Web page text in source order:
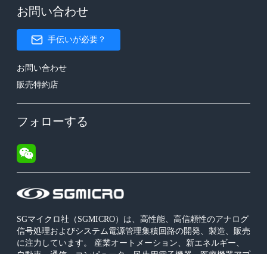
SGマイクロ社（SGMICRO）は、高性能、高信頼性のアナログ
信号処理およびシステム電源管理集積回路の開発、製造、販売
に注力しています。 産業オートメーション、新エネルギー、
お問い合わせ
手伝いが必要？
お問い合わせ
販売特約店
フォローする